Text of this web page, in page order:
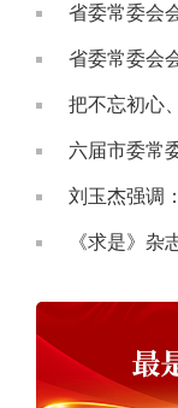
省委常委会
省委常委会
把不忘初心
六届市委常
刘玉杰强调
《求是》